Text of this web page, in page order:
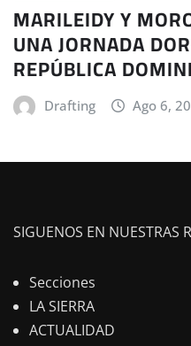
MARILEIDY Y
UNA JORNADA
REPÚBLICA
Drafting Ago 6,
SIGUENOS EN NUESTRAS
Secciones
LA SIERRA
ACTUALIDAD